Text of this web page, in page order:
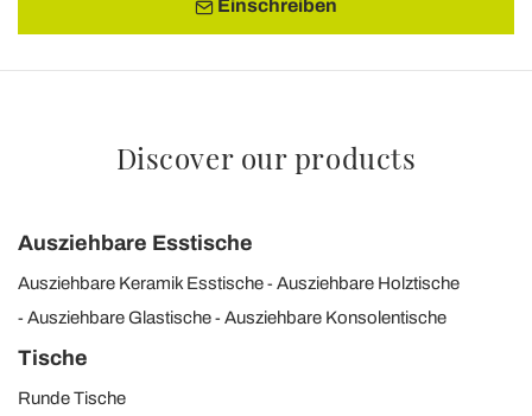
Einschreiben
Discover our products
Ausziehbare Esstische
Ausziehbare Keramik Esstische
Ausziehbare Holztische
Ausziehbare Glastische
Ausziehbare Konsolentische
Tische
Runde Tische